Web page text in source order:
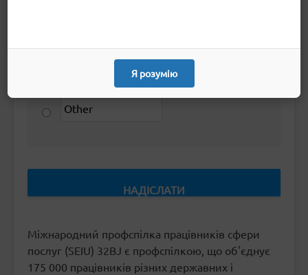
Ребекка Фрідріхс
Для дітей і країни
Міжнародний профспілка працівників сфери
послуг (SEIU) 32BJ є профспілкою, що об'єднує
175 000 працівників різних державних і
Я розумію